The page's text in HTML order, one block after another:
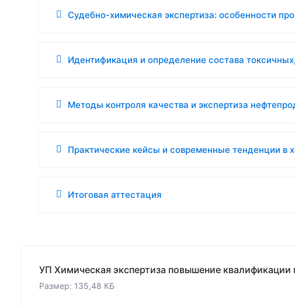
Судебно-химическая экспертиза: особенности
Идентификация и определение состава
Методы контроля качества и экспертиза
Практические кейсы и современные тенденции в
Итоговая аттестация
Размер: 135,48 КБ